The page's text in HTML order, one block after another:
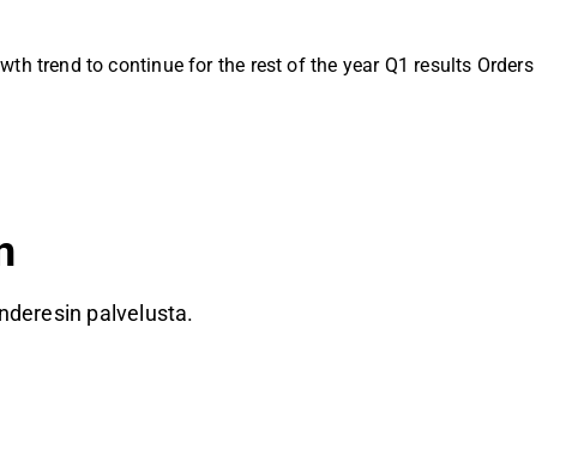
trend to continue for the rest of the year Q1 results Orders
palvelusta.